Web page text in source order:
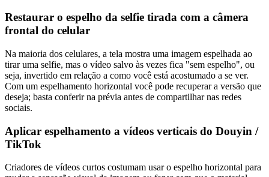
Restaurar o espelho da selfie tirada com a câmera
frontal do celular
Na maioria dos celulares, a tela mostra uma imagem espelhada ao
tirar uma selfie, mas o vídeo salvo às vezes fica "sem espelho", ou
seja, invertido em relação a como você está acostumado a se ver.
Com um espelhamento horizontal você pode recuperar a versão que
deseja; basta conferir na prévia antes de compartilhar nas redes
sociais.
Aplicar espelhamento a vídeos verticais do Douyin /
TikTok
Criadores de vídeos curtos costumam usar o espelho horizontal para